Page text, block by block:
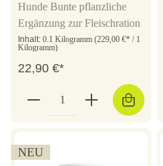
Hunde Bunte pflanzliche
Ergänzung zur Fleischration
Inhalt: 0.1 Kilogramm (229,00 €* / 1
Kilogramm)
22,90 €*
NEU